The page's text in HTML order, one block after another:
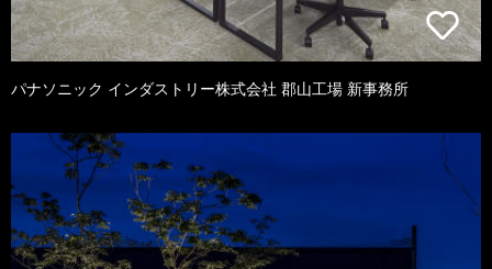
パナソニック インダストリー株式会社 郡山工場 新事務所